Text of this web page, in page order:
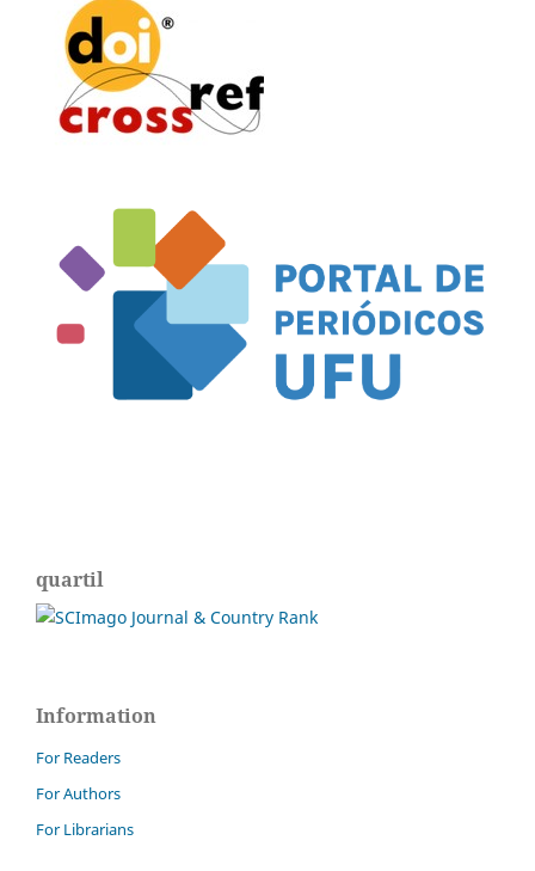
quartil
Information
For Readers
For Authors
For Librarians